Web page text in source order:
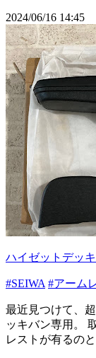
2024/06/16 14:45
ハイゼットデッ
#SEIWA #アーム
最近見つけて、
ッキバン専用。
レストが有るの